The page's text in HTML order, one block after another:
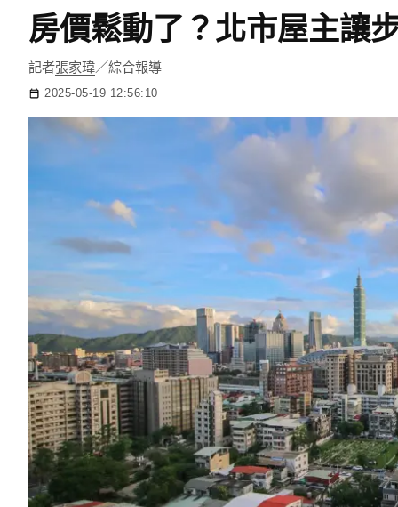
房價鬆動了？北市屋主讓
記者張家瑋／綜合報導
2025-05-19 12:56:10